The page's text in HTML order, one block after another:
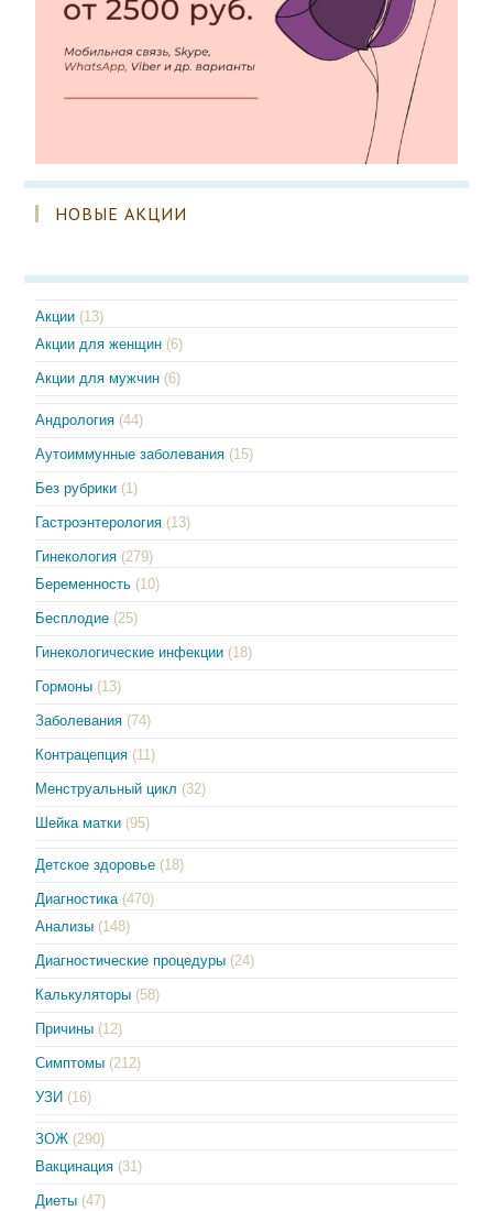
НОВЫЕ АКЦИИ
Акции (13)
Акции для женщин (6)
Акции для мужчин (6)
Андрология (44)
Аутоиммунные заболевания (15)
Без рубрики (1)
Гастроэнтерология (13)
Гинекология (279)
Беременность (10)
Бесплодие (25)
Гинекологические инфекции (18)
Гормоны (13)
Заболевания (74)
Контрацепция (11)
Менструальный цикл (32)
Шейка матки (95)
Детское здоровье (18)
Диагностика (470)
Анализы (148)
Диагностические процедуры (24)
Калькуляторы (58)
Причины (12)
Симптомы (212)
УЗИ (16)
ЗОЖ (290)
Вакцинация (31)
Диеты (47)